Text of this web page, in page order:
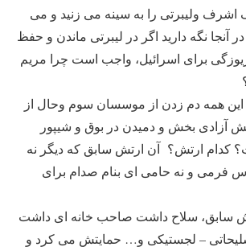
ولیبرتی را به سینه می زنید و می
آنجا نگه دارید اگر در لیبرتی ماندن و حفظ
برای اسرائیل، واجب است چرا مریم
همه دم زدن از موسسان سوم وحال از
آزادی بخش و دمیدن در بوق و شیپور
کدام ارتش؟ آن ارتش سابق که دیگر نه
فرمی و نه حامی ای بنام صدام برای
سابق، سلاح داشت صاحب خانه ای داشت
– لجستیکی و… حمایتش می کرد و